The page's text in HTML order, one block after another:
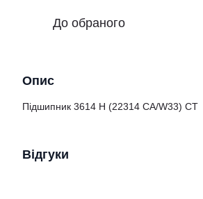
До обраного
Опис
Підшипник 3614 Н (22314 CA/W33) CT
Відгуки